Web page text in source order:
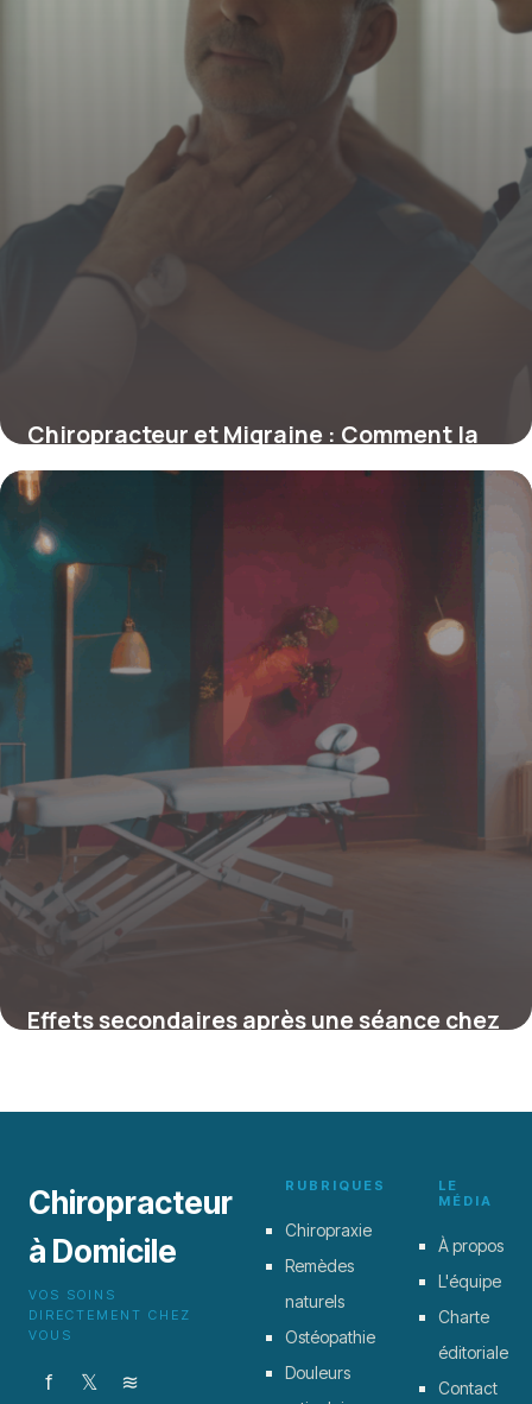
Chiropracteur et Migraine : Comment la
Chiropraxie Peut Soulager Vos Douleurs
Cervicales et Crises Migraines
4 juillet 2025
Effets secondaires après une séance chez
Chiropracteur
à Domicile
VOS SOINS
DIRECTEMENT CHEZ
VOUS
f 𝕏 ≋
RUBRIQUES
Chiropraxie
Remèdes
naturels
Ostéopathie
Douleurs
LE
MÉDIA
À propos
L'équipe
Charte
éditoriale
Contact